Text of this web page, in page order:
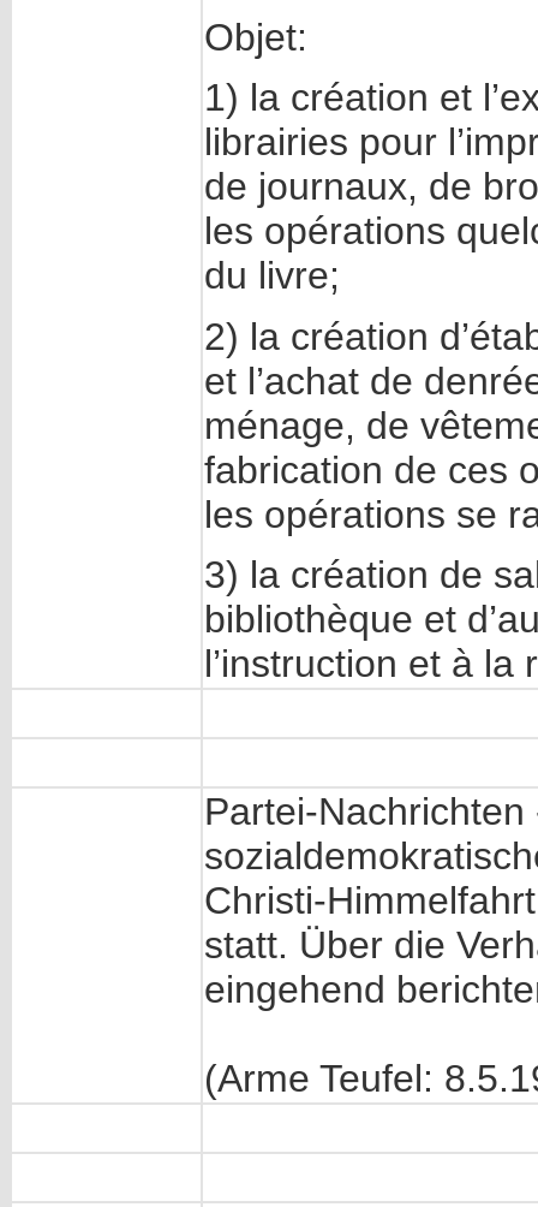
Objet:
1) la création et
librairies pour
de journaux, de
les opérations
du livre;
2) la création
et l’achat de
ménage, de
fabrication de ces
les opérations se
3) la création de
bibliothèque et
l’instruction et à
Partei-
Christi-
statt. Über die
eingehend
(Arme Teufel: